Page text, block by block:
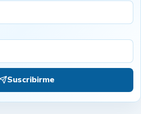
Suscribirme